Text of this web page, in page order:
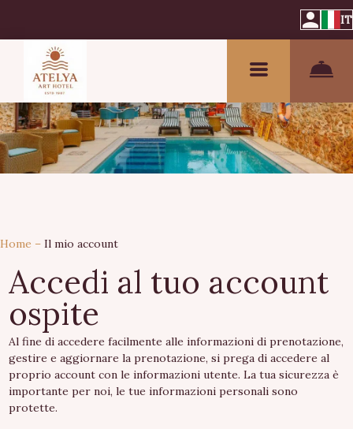
IT
Home – Il mio account
Accedi al tuo account
ospite
Al fine di accedere facilmente alle informazioni di prenotazione,
gestire e aggiornare la prenotazione, si prega di accedere al
proprio account con le informazioni utente. La tua sicurezza è
importante per noi, le tue informazioni personali sono
protette.